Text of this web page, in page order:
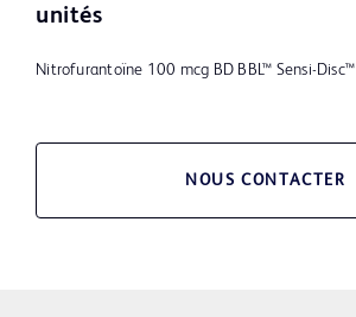
unités
Nitrofurantoïne 100 mcg BD BBL™ Sensi-Disc™
NOUS CONTACTER